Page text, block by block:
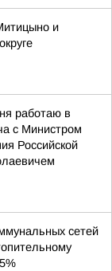
и
работаю в
с Министром
Российской
сетей